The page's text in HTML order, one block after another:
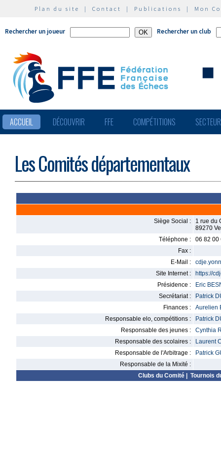
Plan du site | Contact | Publications | Mon
Rechercher un joueur Rechercher un club
ACCUEIL DÉCOUVRIR FFE COMPÉTITIONS
Les Comités départementaux
Siège Social :
1 rue du
89270
Téléphone :
06 82 00
Fax :
E-Mail :
Site Internet :
https://
Présidence :
Eric
Secrétariat :
Patrick
Finances :
Aurelien
Responsable elo, compétitions :
Patrick
Responsable des jeunes :
Cynthia
Responsable des scolaires :
Laurent
Responsable de l'Arbitrage :
Patrick
Responsable de la Mixité :
Clubs du Comité| Tournois